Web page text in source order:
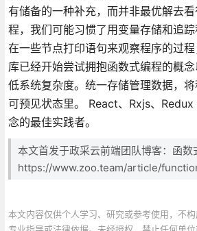
有储备的一种补充，而并非最优解去
程，我们可能习惯了用变量存储和追
在一些节点打印语句来观察程序的过
库已经开始尝试拥抱函数式编程的概
低系统复杂度。统一存储管理数据，
可预见状态里。 React、Rxjs、
念的最佳实践者。
本文首发于政采云前端团队博客：函数
https://www.zoo.team/article/
本文内容仅供个人学习、研究或参考使用，不构